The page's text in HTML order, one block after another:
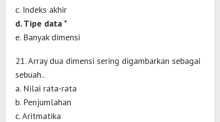
c. Indeks akhir
d. Tipe data *
e. Banyak dimensi
21. Array dua dimensi sering digambarkan sebagai
sebuah..
a. Nilai rata-rata
b. Penjumlahan
c. Aritmatika